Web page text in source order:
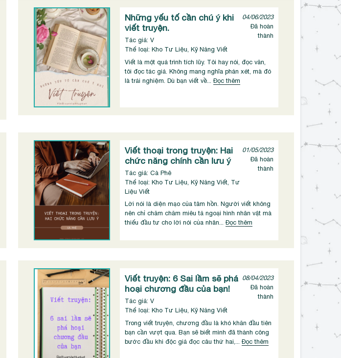
Những yếu tố cần chú ý khi
viết truyện.
Tác giả: V
Thể loại: Kho Tư Liệu, Kỹ Năng Viết
04/06/2023
Đã hoàn
thành
Viết là một quá trình tích lũy. Tôi hay nói, đọc văn,
tôi đọc tác giả. Không mang nghĩa phán xét, mà đó
là trải nghiệm. Dù bạn viết về... Đọc thêm
Viết thoại trong truyện: Hai
chức năng chính cần lưu ý
Tác giả: Cà Phê
Thể loại: Kho Tư Liệu, Kỹ Năng Viết, Tư
Liệu Viết
01/05/2023
Đã hoàn
thành
Lời nói là diện mạo của tâm hồn. Người viết không
nên chỉ chăm chăm miêu tả ngoại hình nhân vật mà
thiếu đầu tư cho lời nói của nhân... Đọc thêm
Viết truyện: 6 Sai lầm sẽ phá
hoại chương đầu của bạn!
Tác giả: V
Thể loại: Kho Tư Liệu, Kỹ Năng Viết
08/04/2023
Đã hoàn
thành
Trong viết truyện, chương đầu là khó khăn đầu tiên
bạn cần vượt qua. Bạn sẽ biết mình đã thành công
bước đầu khi độc giả đọc câu thứ hai,... Đọc thêm